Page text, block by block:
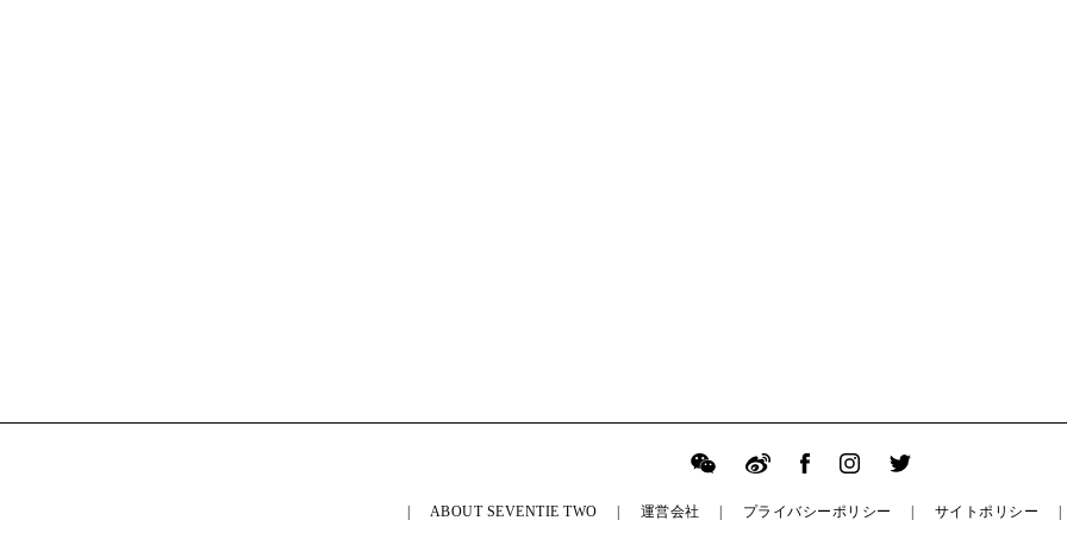
ABOUT SEVENTIE TWO 運営会社 プライバシーポリシー サイトポリシー